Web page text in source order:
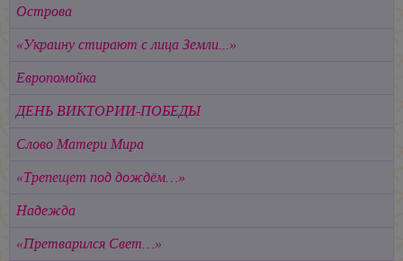
Острова
«Украину стирают с лица Земли...»
Европомойка
ДЕНЬ ВИКТОРИИ-ПОБЕДЫ
Слово Матери Мира
«Трепещет под дождём…»
Надежда
«Претварился Свет…»